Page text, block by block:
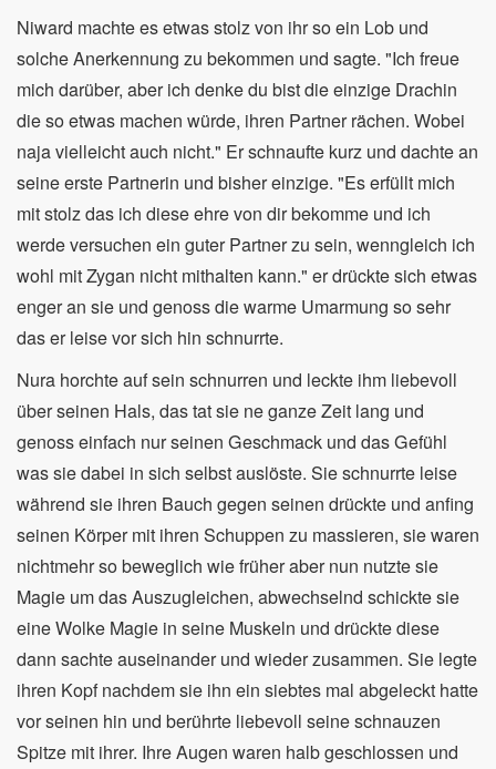
Niward machte es etwas stolz von ihr so ein Lob und
solche Anerkennung zu bekommen und sagte. "Ich freue
mich darüber, aber ich denke du bist die einzige Drachin
die so etwas machen würde, ihren Partner rächen. Wobei
naja vielleicht auch nicht." Er schnaufte kurz und dachte an
seine erste Partnerin und bisher einzige. "Es erfüllt mich
mit stolz das ich diese ehre von dir bekomme und ich
werde versuchen ein guter Partner zu sein, wenngleich ich
wohl mit Zygan nicht mithalten kann." er drückte sich etwas
enger an sie und genoss die warme Umarmung so sehr
das er leise vor sich hin schnurrte.
Nura horchte auf sein schnurren und leckte ihm liebevoll
über seinen Hals, das tat sie ne ganze Zeit lang und
genoss einfach nur seinen Geschmack und das Gefühl
was sie dabei in sich selbst auslöste. Sie schnurrte leise
während sie ihren Bauch gegen seinen drückte und anfing
seinen Körper mit ihren Schuppen zu massieren, sie waren
nichtmehr so beweglich wie früher aber nun nutzte sie
Magie um das Auszugleichen, abwechselnd schickte sie
eine Wolke Magie in seine Muskeln und drückte diese
dann sachte auseinander und wieder zusammen. Sie legte
ihren Kopf nachdem sie ihn ein siebtes mal abgeleckt hatte
vor seinen hin und berührte liebevoll seine schnauzen
Spitze mit ihrer. Ihre Augen waren halb geschlossen und